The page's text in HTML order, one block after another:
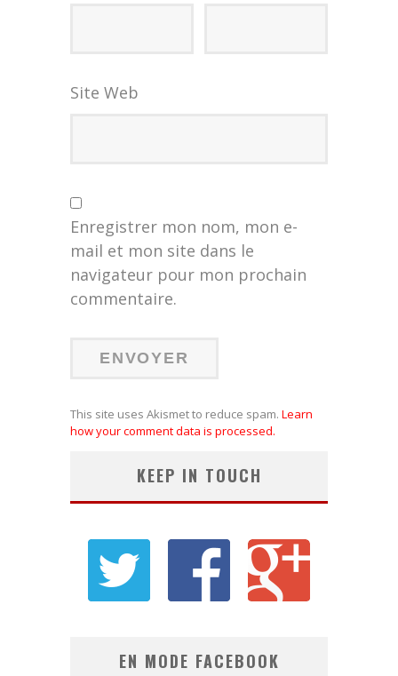
Site Web
Enregistrer mon nom, mon e-
mail et mon site dans le
navigateur pour mon prochain
commentaire.
This site uses Akismet to reduce spam. Learn
how your comment data is processed.
KEEP IN TOUCH
EN MODE FACEBOOK